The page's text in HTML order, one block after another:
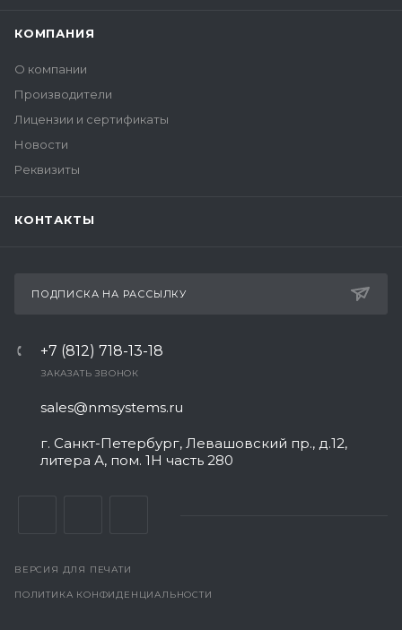
КОМПАНИЯ
О компании
Производители
Лицензии и сертификаты
Новости
Реквизиты
КОНТАКТЫ
ПОДПИСКА НА РАССЫЛКУ
+7 (812) 718-13-18
ЗАКАЗАТЬ ЗВОНОК
sales@nmsystems.ru
г. Санкт-Петербург, Левашовский пр., д.12,
литера А, пом. 1Н часть 280
ВЕРСИЯ ДЛЯ ПЕЧАТИ
ПОЛИТИКА КОНФИДЕНЦИАЛЬНОСТИ